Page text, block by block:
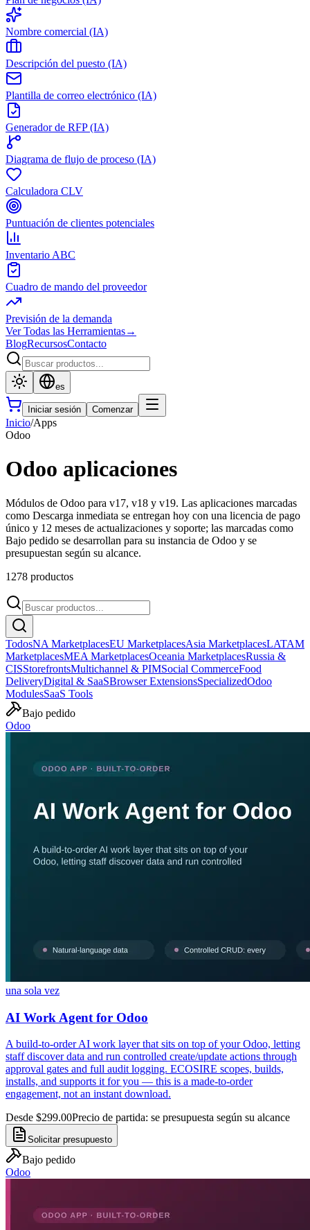
Nombre comercial (IA)
Descripción del puesto (IA)
Plantilla de correo electrónico (IA)
Generador de RFP (IA)
Diagrama de flujo de proceso (IA)
Calculadora CLV
Puntuación de clientes potenciales
Inventario ABC
Cuadro de mando del proveedor
Previsión de la demanda
Ver Todas las Herramientas→
BlogRecursosContacto
es
Iniciar sesión Comenzar
Inicio/Apps
Odoo
Odoo aplicaciones
Módulos de Odoo para v17, v18 y v19. Las aplicaciones marcadas
como Descarga inmediata se entregan hoy con una licencia de pago
único y 12 meses de actualizaciones y soporte; las marcadas como
Bajo pedido se desarrollan para su instancia de Odoo y se
presupuestan según su alcance.
1278 productos
TodosNA MarketplacesEU MarketplacesAsia MarketplacesLATAM
MarketplacesMEA MarketplacesOceania MarketplacesRussia &
CISStorefrontsMultichannel & PIMSocial CommerceFood
DeliveryDigital & SaaSBrowser ExtensionsSpecializedOdoo
ModulesSaaS Tools
Bajo pedido
Odoo
una sola vez
AI Work Agent for Odoo
A build-to-order AI work layer that sits on top of your Odoo, letting
staff discover data and run controlled create/update actions through
approval gates and full audit logging. ECOSIRE scopes, builds,
installs, and supports it for you — this is a made-to-order
engagement, not an instant download.
Desde $299.00Precio de partida: se presupuesta según su alcance
Solicitar presupuesto
Bajo pedido
Odoo